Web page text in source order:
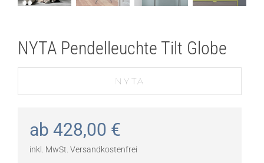
NYTA Pendelleuchte Tilt Globe
ab 428,00 €
inkl. MwSt. Versandkostenfrei